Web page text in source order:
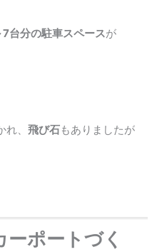
台分の駐車スペースが
れ、 飛び石もありましたが
ーポートづく